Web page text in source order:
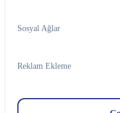
Sosyal Ağlar
Reklam Ekleme